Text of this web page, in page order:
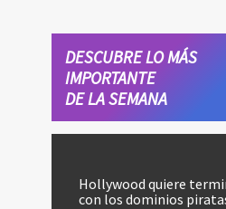
DESCUBRE LO MÁS
IMPORTANTE
DE LA SEMANA
Hollywood quiere
con los dominios